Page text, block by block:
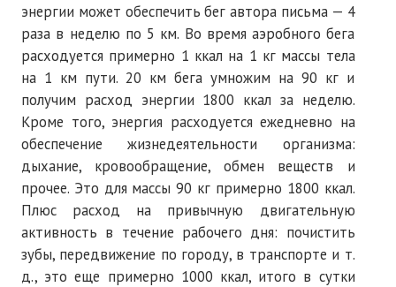
энергии может обеспечить бег автора письма — 4
раза в неделю по 5 км. Во время аэробного бега
расходуется примерно 1 ккал на 1 кг массы тела
на 1 км пути. 20 км бега умножим на 90 кг и
получим расход энергии 1800 ккал за неделю.
Кроме того, энергия расходуется ежедневно на
обеспечение жизнедеятельности организма:
дыхание, кровообращение, обмен веществ и
прочее. Это для массы 90 кг примерно 1800 ккал.
Плюс расход на привычную двигательную
активность в течение рабочего дня: почистить
зубы, передвижение по городу, в транспорте и т.
д., это еще примерно 1000 ккал, итого в сутки